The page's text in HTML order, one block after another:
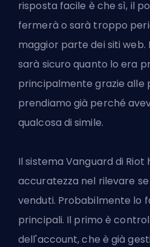
risposta facile è che sì, il
fermerà o sarà troppo
maggior parte dei siti web.
sarà sicuro quanto lo era
principalmente grazie alle
prendiamo già perché
qualcosa di simile.
Ilsistema Vanguard di Riot
accuratezza nel rilevare
venduti. Probabilmente lo
principali. Il primo è
dell'account, che è già